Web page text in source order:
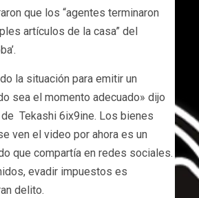
que los “agentes terminaron
artículos de la casa” del
la situación para emitir un
sea el momento adecuado» dijo
Tekashi 6ix9ine. Los bienes
ven el video por ahora es un
que compartía en redes sociales.
evadir impuestos es
delito.